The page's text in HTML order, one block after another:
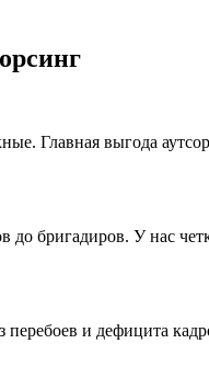
Главная выгода
бригадиров. У нас
и дефицита